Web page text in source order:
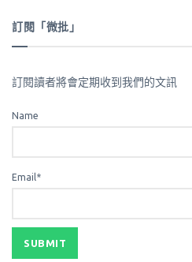
訂閱「微批」
訂閱讀者將會定期收到我們的文訊
Name
Email*